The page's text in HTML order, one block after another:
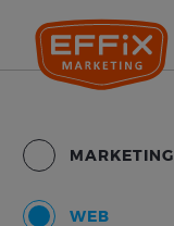
MARKETING
WEB